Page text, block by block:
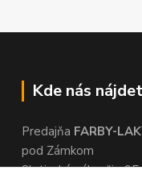
Kde nás
Predajňa FARBY-
pod Zámkom
Slatinské nábrežie